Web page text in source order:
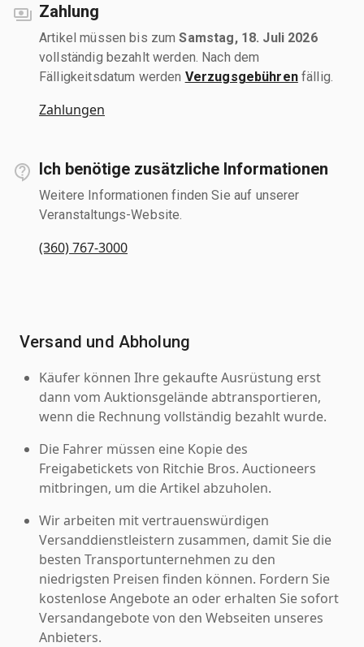
Zahlung
Artikel müssen bis zumSamstag, 18. Juli 2026
vollständig bezahlt werden. Nach dem
Fälligkeitsdatum werden Verzugsgebührenfällig.
Zahlungen
Ich benötige zusätzliche Informationen
Weitere Informationen finden Sie auf unserer
Veranstaltungs-Website.
(360) 767-3000
Versand und Abholung
Käufer können Ihre gekaufte Ausrüstung erst
dann vom Auktionsgelände abtransportieren,
wenn die Rechnung vollständig bezahlt wurde.
Die Fahrer müssen eine Kopie des
Freigabetickets von Ritchie Bros. Auctioneers
mitbringen, um die Artikel abzuholen.
Wir arbeiten mit vertrauenswürdigen
Versanddienstleistern zusammen, damit Sie die
besten Transportunternehmen zu den
niedrigsten Preisen finden können. Fordern Sie
kostenlose Angebote an oder erhalten Sie sofort
Versandangebote von den Webseiten unseres
Anbieters.